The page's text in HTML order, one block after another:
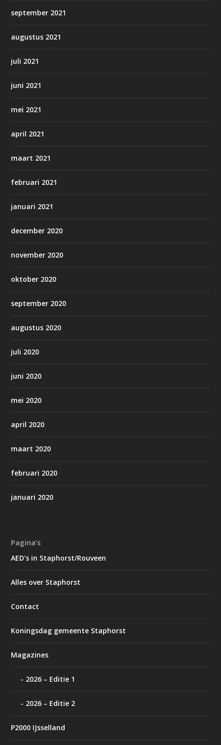
september 2021
augustus 2021
juli 2021
juni 2021
mei 2021
april 2021
maart 2021
februari 2021
januari 2021
december 2020
november 2020
oktober 2020
september 2020
augustus 2020
juli 2020
juni 2020
mei 2020
april 2020
maart 2020
februari 2020
januari 2020
Pagina’s
AED’s in Staphorst/Rouveen
Alles over Staphorst
Contact
Koningsdag gemeente Staphorst
Magazines
2026 – Editie 1
2026 – Editie 2
P2000 IJsselland